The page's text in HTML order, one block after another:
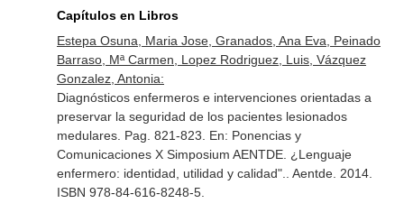
Capítulos en Libros
Estepa Osuna, Maria Jose, Granados, Ana Eva, Peinado
Barraso, Mª Carmen, Lopez Rodriguez, Luis, Vázquez
Gonzalez, Antonia:
Diagnósticos enfermeros e intervenciones orientadas a
preservar la seguridad de los pacientes lesionados
medulares. Pag. 821-823. En: Ponencias y
Comunicaciones X Simposium AENTDE. ¿Lenguaje
enfermero: identidad, utilidad y calidad".
. Aentde. 2014.
ISBN 978-84-616-8248-5.